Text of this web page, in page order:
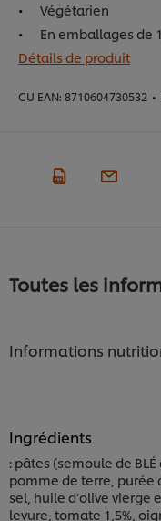
Végétarien
En emballages de
Détails de produit
CU EAN: 8710604730532 •
Toutes les
Informations
Ingrédients
: pâtes (semoule de
pomme de terre, purée
sel, huile d’olive vierge
levure, tomate 1,5%,